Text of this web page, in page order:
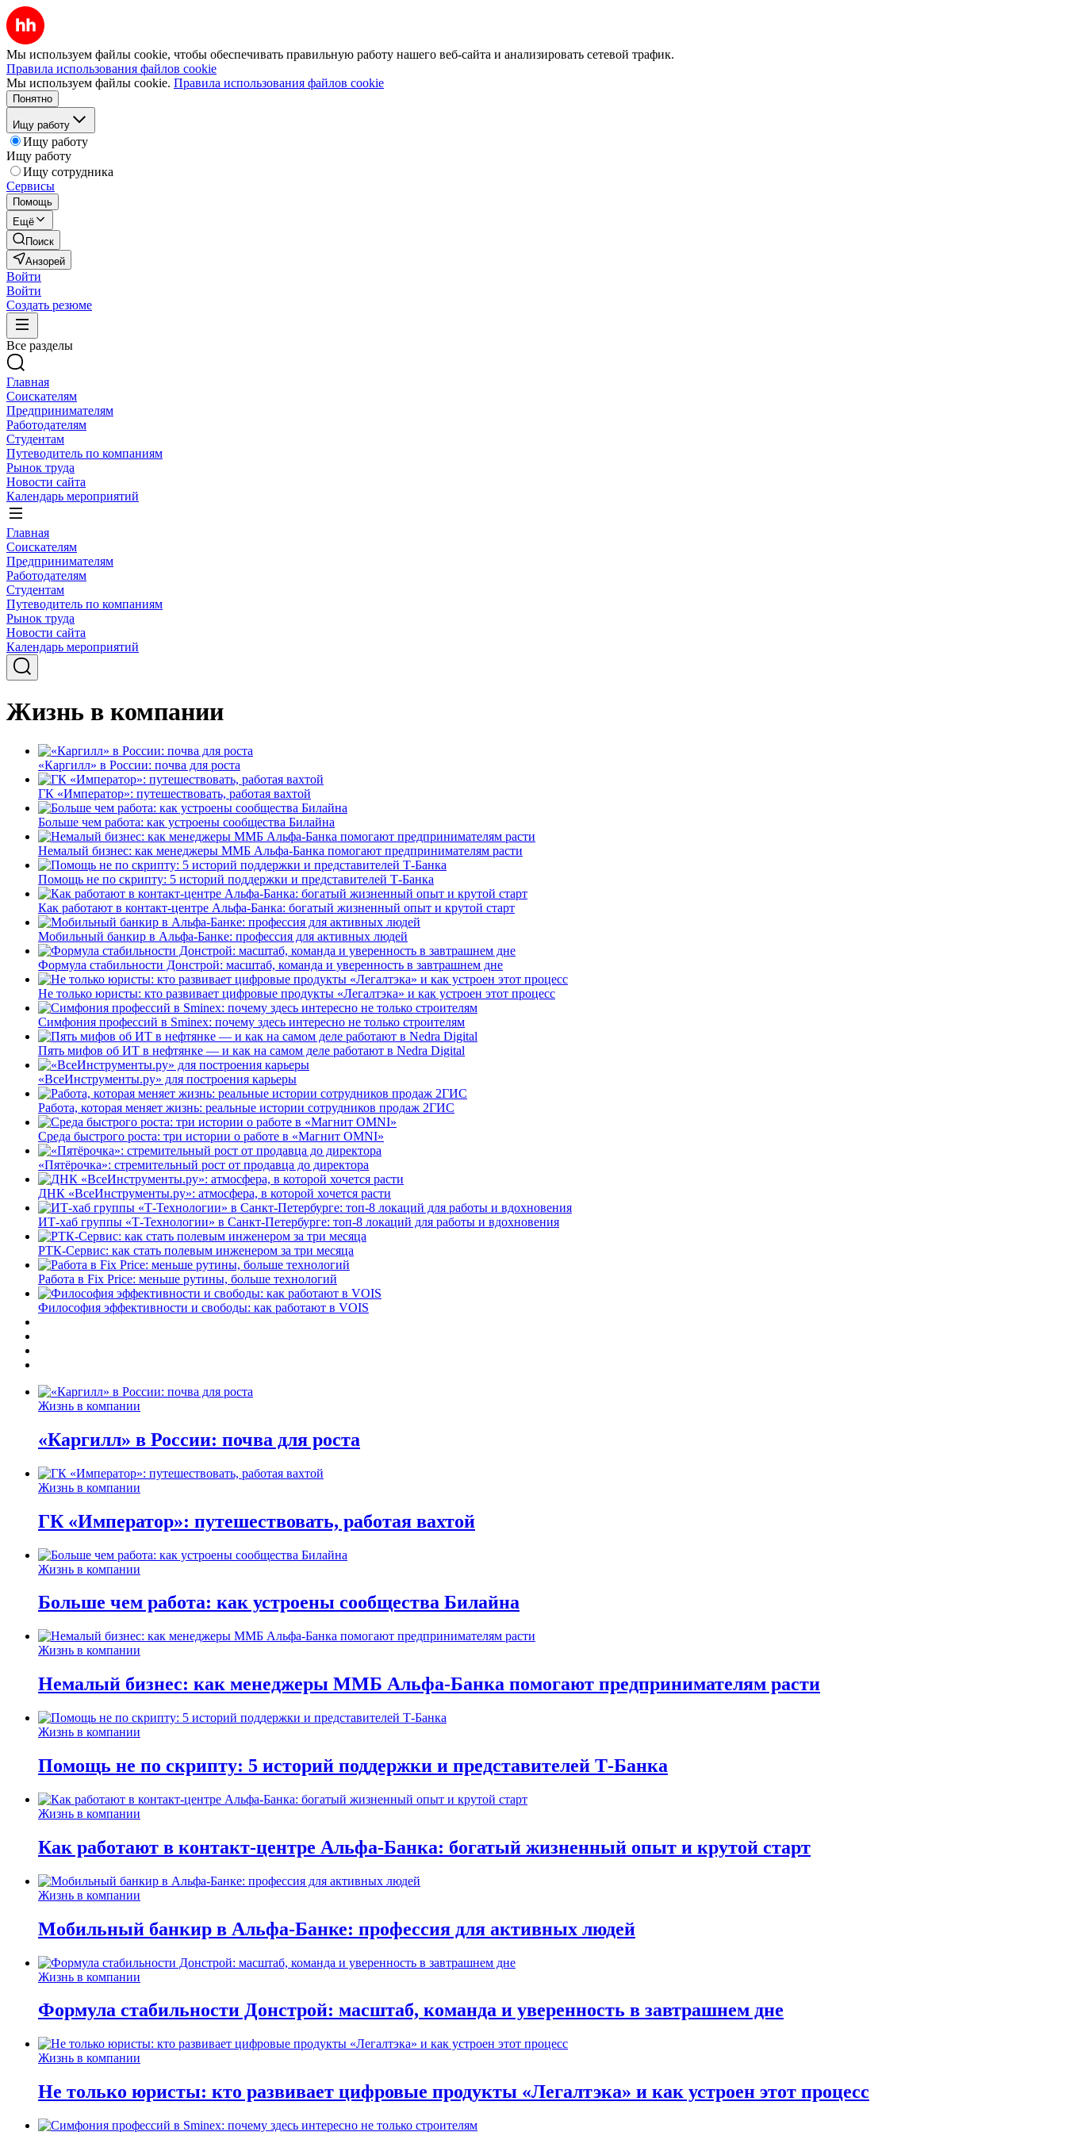
Мы используем файлы cookie, чтобы обеспечивать правильную работу нашего веб-сайта и анализировать сетевой трафик.
Правила использования файлов cookie
Мы используем файлы cookie. Правила использования файлов cookie
Понятно
Ищу работу
Ищу работу
Ищу работу
Ищу сотрудника
Сервисы
Помощь
Ещё
Поиск
Анзорей
Войти
Войти
Создать резюме
Все разделы
Главная
Соискателям
Предпринимателям
Работодателям
Студентам
Путеводитель по компаниям
Рынок труда
Новости сайта
Календарь мероприятий
Главная
Соискателям
Предпринимателям
Работодателям
Студентам
Путеводитель по компаниям
Рынок труда
Новости сайта
Календарь мероприятий
Жизнь в компании
«Каргилл» в России: почва для роста
ГК «Император»: путешествовать, работая вахтой
Больше чем работа: как устроены сообщества Билайна
Немалый бизнес: как менеджеры ММБ Альфа-Банка помогают предпринимателям расти
Помощь не по скрипту: 5 историй поддержки и представителей Т-Банка
Как работают в контакт-центре Альфа-Банка: богатый жизненный опыт и крутой старт
Мобильный банкир в Альфа-Банке: профессия для активных людей
Формула стабильности Донстрой: масштаб, команда и уверенность в завтрашнем дне
Не только юристы: кто развивает цифровые продукты «Легалтэка» и как устроен этот процесс
Симфония профессий в Sminex: почему здесь интересно не только строителям
Пять мифов об ИТ в нефтянке — и как на самом деле работают в Nedra Digital
«ВсеИнструменты.ру» для построения карьеры
Работа, которая меняет жизнь: реальные истории сотрудников продаж 2ГИС
Среда быстрого роста: три истории о работе в «Магнит OMNI»
«Пятёрочка»: стремительный рост от продавца до директора
ДНК «ВсеИнструменты.ру»: атмосфера, в которой хочется расти
ИТ-хаб группы «Т-Технологии» в Санкт-Петербурге: топ-8 локаций для работы и вдохновения
РТК-Сервис: как стать полевым инженером за три месяца
Работа в Fix Price: меньше рутины, больше технологий
Философия эффективности и свободы: как работают в VOIS
Жизнь в компании
«Каргилл» в России: почва для роста
Жизнь в компании
ГК «Император»: путешествовать, работая вахтой
Жизнь в компании
Больше чем работа: как устроены сообщества Билайна
Жизнь в компании
Немалый бизнес: как менеджеры ММБ Альфа-Банка помогают предпринимателям расти
Жизнь в компании
Помощь не по скрипту: 5 историй поддержки и представителей Т-Банка
Жизнь в компании
Как работают в контакт-центре Альфа-Банка: богатый жизненный опыт и крутой старт
Жизнь в компании
Мобильный банкир в Альфа-Банке: профессия для активных людей
Жизнь в компании
Формула стабильности Донстрой: масштаб, команда и уверенность в завтрашнем дне
Жизнь в компании
Не только юристы: кто развивает цифровые продукты «Легалтэка» и как устроен этот процесс